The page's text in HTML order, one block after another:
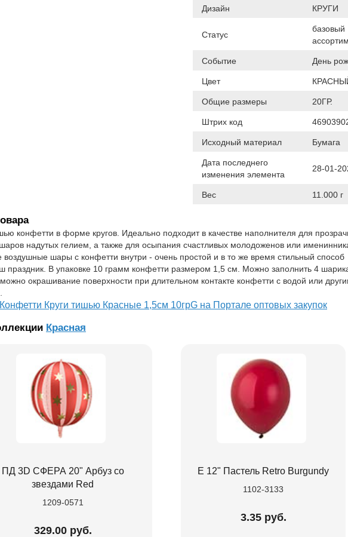
Дизайн КРУГИ
Статус
базовый
Событие День
Цвет
Общие размеры 20ГР.
Штрих код
Исходный материал Бумага
Дата последнего
изменения элемента
28-01-
Вес 11.000 г
конфетти в форме кругов. Идеально подходит в качестве наполнителя для
надутых гелием, а также для осыпания счастливых молодоженов или
воздушные шары с конфетти внутри - очень простой и в то же время стильный способ
праздник. В упаковке 10 грамм конфетти размером 1,5 см. Можно заполнить 4
окрашивание поверхности при длительном контакте конфетти с водой или
Круги тишью Красные 1,5см 10грG на Портале оптовых закупок
Красная
ПД 3D СФЕРА 20" Арбуз со
звездами Red
1209-0571
329.00 руб.
Е 12" Пастель Retro Burgundy
1102-3133
3.35 руб.